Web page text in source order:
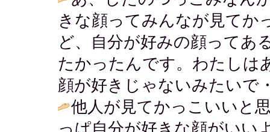
きな顔ってみんなが見てか
ど、自分が好みの顔ってあ
たかったんです。わたしは
顔が好きじゃないみたいで
他人が見てかっこいいと
っぱ自分が好きな顔がいい